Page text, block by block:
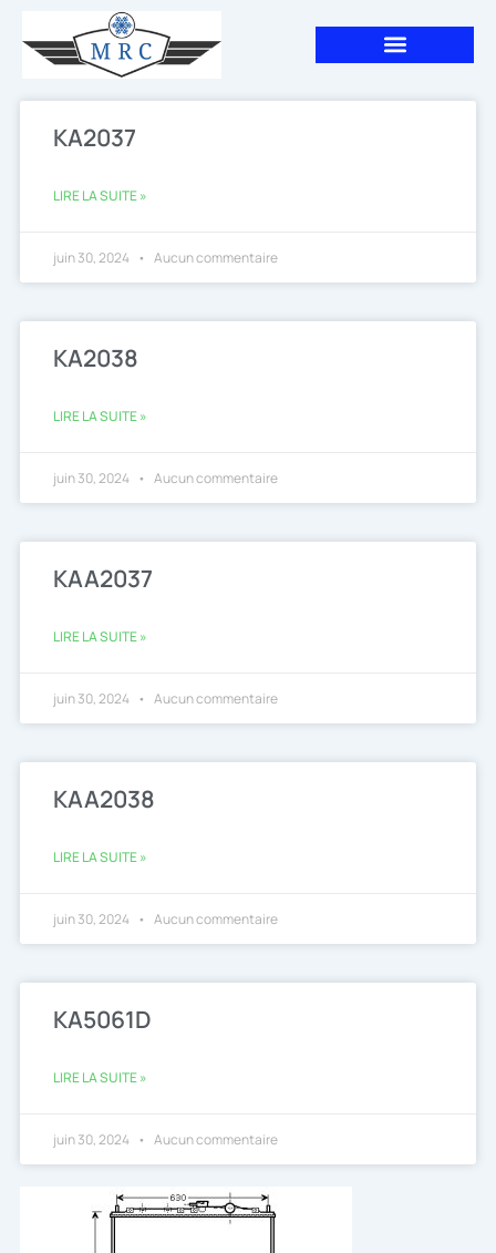
contenu
KA2037
LIRE LA SUITE »
juin 30, 2024 Aucun commentaire
KA2038
LIRE LA SUITE »
juin 30, 2024 Aucun commentaire
KAA2037
LIRE LA SUITE »
juin 30, 2024 Aucun commentaire
KAA2038
LIRE LA SUITE »
juin 30, 2024 Aucun commentaire
KA5061D
LIRE LA SUITE »
juin 30, 2024 Aucun commentaire